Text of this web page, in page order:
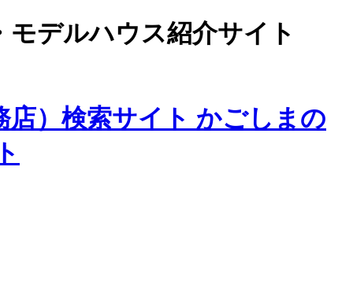
デルハウス紹介サイト
店）検索サイト かごしまの